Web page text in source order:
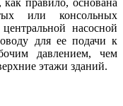
или консольных
насосной
для ее подачи к
давлением, чем
этажи зданий.